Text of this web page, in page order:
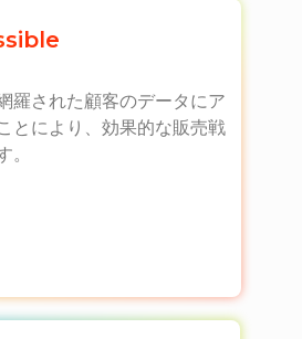
羅された顧客のデータにア
とにより、効果的な販売戦
。